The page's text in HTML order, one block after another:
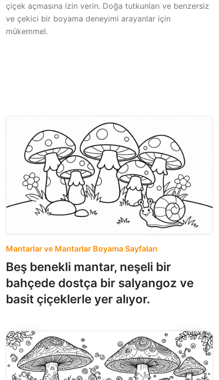
çiçek açmasına izin verin. Doğa tutkunları ve benzersiz
ve çekici bir boyama deneyimi arayanlar için
mükemmel.
Mantarlar ve Mantarlar Boyama Sayfaları
Beş benekli mantar, neşeli bir
bahçede dostça bir salyangoz ve
basit çiçeklerle yer alıyor.